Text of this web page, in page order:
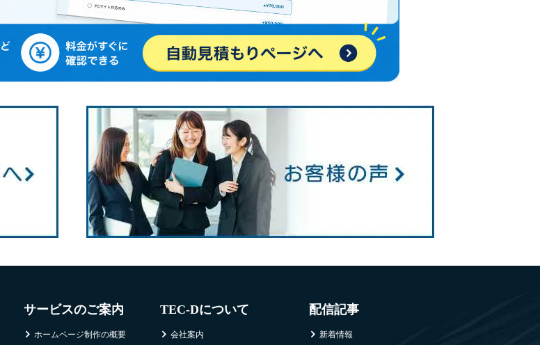
サービスのご案内
ホームページ制作の概要
TEC-Dについて
会社案内
配信記事
新着情報